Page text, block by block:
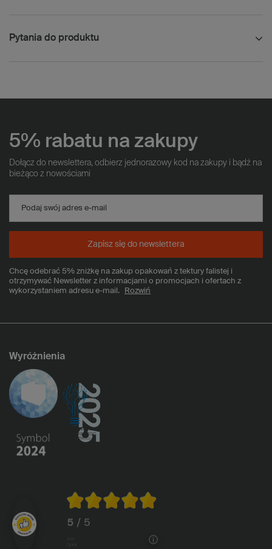
Pytania do produktu
5% rabatu na zakupy
Dołącz do newslettera, odbierz jednorazowy kod na zakupy i bądź na
bieżąco z nowościami
Podaj swój adres e-mail
Chcę odebrać 5% zniżkę na zakup opakowań z tektury falistej i
otrzymywać Newsletter z informacjami o promocjach i ofertach z
wykorzystaniem adresu e-mail.
Rozwiń
Zapisz się do newslettera
Wyróżnienia
5 / 5